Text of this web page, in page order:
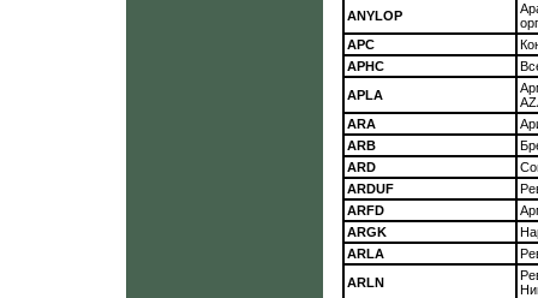
ANYLOP
АРС
APHC
APLA
ARA
ARB
ARD
ARDUF
ARFD
ARGK
ARLA
ARLN